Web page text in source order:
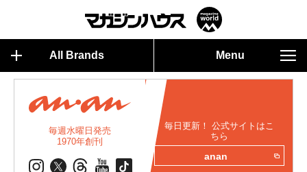
All Brands Menu
毎週水曜日発売
1970年創刊
毎日更新！ 公式サイトはこ
ちら
anan